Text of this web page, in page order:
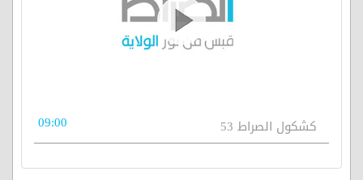
كشكول الصراط 53 09:00